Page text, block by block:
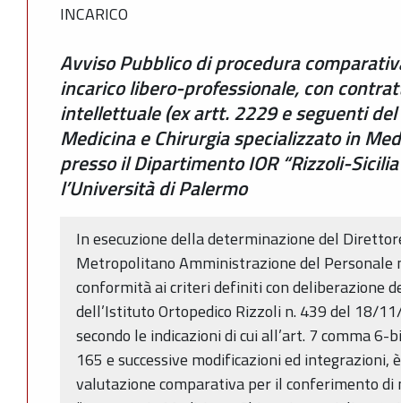
INCARICO
Avviso Pubblico di procedura
incarico libero-professionale, con
intellettuale (ex artt. 2229 e seguenti del
Medicina e Chirurgia specializzato in
presso il Dipartimento IOR “Rizzoli-
l’Università di Palermo
In esecuzione della determinazione del
Metropolitano Amministrazione del Personale
conformità ai criteri definiti con deliberazione
dell’Istituto Ortopedico Rizzoli n. 439 del 18/
secondo le indicazioni di cui all’art. 7 comma 6-
165 e successive modificazioni ed integrazioni,
valutazione comparativa per il conferimento di